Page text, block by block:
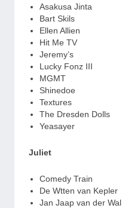
Asakusa Jinta
Bart Skils
Ellen Allien
Hit Me TV
Jeremy’s
Lucky Fonz III
MGMT
Shinedoe
Textures
The Dresden Dolls
Yeasayer
Juliet
Comedy Train
De Wtten van Kepler
Jan Jaap van der Wal